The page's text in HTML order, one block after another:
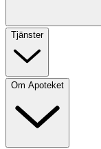
Tjänster
Om Apoteket